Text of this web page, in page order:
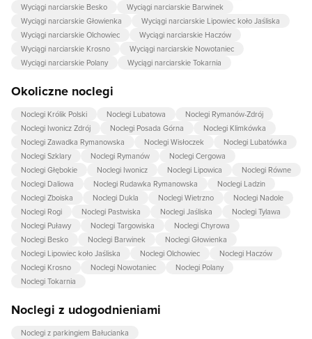
Wyciągi narciarskie Besko
Wyciągi narciarskie Barwinek
Wyciągi narciarskie Głowienka
Wyciągi narciarskie Lipowiec koło Jaśliska
Wyciągi narciarskie Olchowiec
Wyciągi narciarskie Haczów
Wyciągi narciarskie Krosno
Wyciągi narciarskie Nowotaniec
Wyciągi narciarskie Polany
Wyciągi narciarskie Tokarnia
Okoliczne noclegi
Noclegi Królik Polski Noclegi Lubatowa
Noclegi Rymanów-Zdrój
Noclegi Iwonicz Zdrój
Noclegi Posada Górna
Noclegi Klimkówka
Noclegi Zawadka Rymanowska
Noclegi Wisłoczek
Noclegi Lubatówka
Noclegi Szklary
Noclegi Rymanów
Noclegi Cergowa
Noclegi Głębokie
Noclegi Iwonicz Noclegi Lipowica
Noclegi Równe
Noclegi Daliowa
Noclegi Rudawka Rymanowska
Noclegi Ladzin
Noclegi Zboiska
Noclegi Dukla Noclegi Wietrzno
Noclegi Nadole
Noclegi Rogi
Noclegi Pastwiska Noclegi Jaśliska
Noclegi Tylawa
Noclegi Puławy
Noclegi Targowiska
Noclegi Chyrowa
Noclegi Besko
Noclegi Barwinek
Noclegi Głowienka
Noclegi Lipowiec koło Jaśliska
Noclegi Olchowiec
Noclegi Haczów
Noclegi Krosno
Noclegi Nowotaniec
Noclegi Polany
Noclegi Tokarnia
Noclegi z udogodnieniami
Noclegi z parkingiem Bałucianka